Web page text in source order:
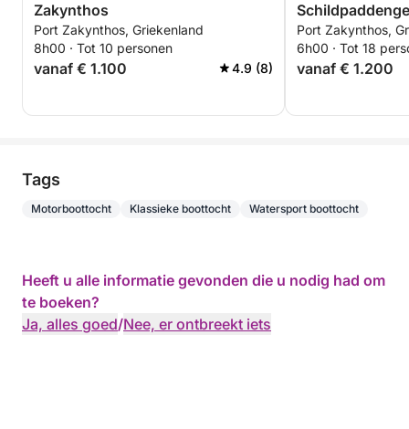
Zakynthos
Port Zakynthos, Griekenland
8h00 · Tot 10 personen
vanaf € 1.100 4.9 (8)
Keri-grotten
Port Zakynthos,
6h00 · Tot 18
vanaf € 1.200
Tags
Motorboottocht Klassieke boottocht Watersport boottocht
Heeft u alle informatie gevonden die u nodig had om
te boeken?
Ja, alles goed/Nee, er ontbreekt iets